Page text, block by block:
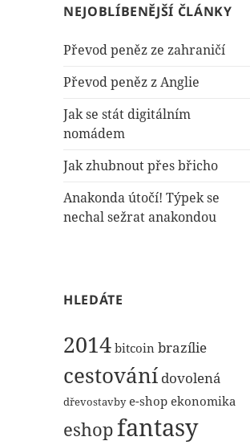
NEJOBLÍBENĚJŠÍ ČLÁNKY
Převod peněz ze zahraničí
Převod peněz z Anglie
Jak se stát digitálním
nomádem
Jak zhubnout přes břicho
Anakonda útočí! Týpek se
nechal sežrat anakondou
HLEDÁTE
2014 bitcoin brazílie
cestování dovolená
dřevostavby e-shop ekonomika
eshopfantasy